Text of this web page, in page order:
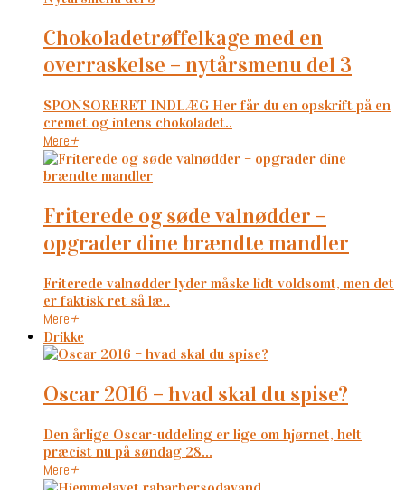
chokoladetrøffelkage med en
overraskelse – nytårsmenu del 3
SPONSORERET INDLÆG Her får du en opskrift på en
cremet og intens chokoladet..
Mere+
friterede og søde valnødder –
opgrader dine brændte mandler
Friterede valnødder lyder måske lidt voldsomt, men det
er faktisk ret så læ..
Mere+
Drikke
oscar 2016 – hvad skal du spise?
Den årlige Oscar-uddeling er lige om hjørnet, helt
præcist nu på søndag 28...
Mere+